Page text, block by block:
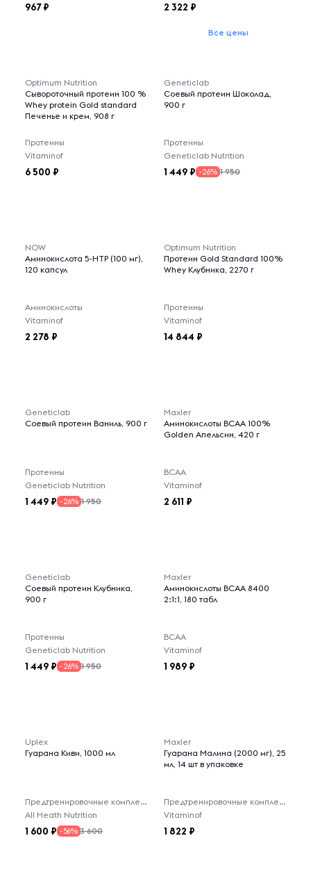
967 2 322
Все цены
Optimum Nutrition
Сывороточный протеин 100 %
Whey protein Gold standard
Печенье и крем, 908 г
Протеины
Vitaminof
6 500
Geneticlab
Соевый протеин Шоколад,
900 г
Протеины
Geneticlab Nutrition
1 449 -26% 1 950
NOW
Аминокислота 5-НТР (100 мг),
120 капсул
Аминокислоты
Vitaminof
2 278
Optimum Nutrition
Протеин Gold Standard 100%
Whey Клубника, 2270 г
Протеины
Vitaminof
14 844
Geneticlab
Соевый протеин Ваниль, 900 г
Протеины
Geneticlab Nutrition
1 449 -26% 1 950
Maxler
Аминокислоты BCAA 100%
Golden Апельсин, 420 г
BCAA
Vitaminof
2 611
Geneticlab
Соевый протеин Клубника,
900 г
Протеины
Geneticlab Nutrition
1 449 -26% 1 950
Maxler
Аминокислоты BCAA 8400
2:1:1, 180 табл
BCAA
Vitaminof
1 989
Uplex
Гуарана Киви, 1000 мл
Предтренировочные комплексы
All Heath Nutrition
1 600 -56% 3 600
Maxler
Гуарана Малина (2000 мг), 25
мл, 14 шт в упаковке
Предтренировочные комплексы
Vitaminof
1 822